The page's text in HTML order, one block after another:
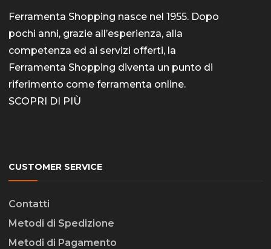
Ferramenta Shopping nasce nel 1955. Dopo
pochi anni, grazie all’esperienza, alla
competenza ed ai servizi offerti, la
Ferramenta Shopping diventa un punto di
riferimento come ferramenta online.
SCOPRI DI PIÙ
CUSTOMER SERVICE
Contatti
Metodi di Spedizione
Metodi di Pagamento